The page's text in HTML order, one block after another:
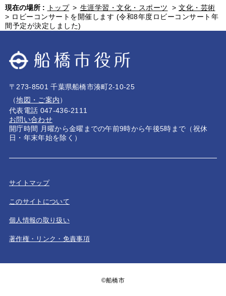
現在の場所 : トップ > 生涯学習・文化・スポーツ > 文化・芸術
> ロビーコンサートを開催します (令和8年度ロビーコンサート年
間予定が決定しました)
〒273-8501 千葉県船橋市湊町2-10-25
（地図・ご案内）
代表電話 047-436-2111
お問い合わせ
開庁時間 月曜から金曜までの午前9時から午後5時まで（祝休
日・年末年始を除く）
サイトマップ
このサイトについて
個人情報の取り扱い
著作権・リンク・免責事項
©船橋市